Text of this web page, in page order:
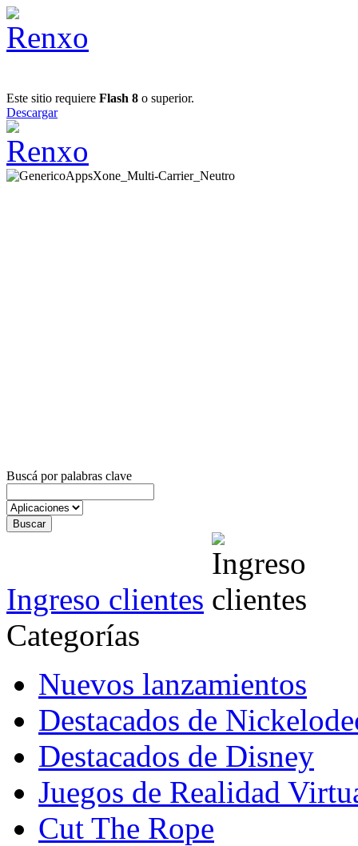
Este sitio requiere Flash 8 o superior.
Descargar
Buscá por palabras clave
Ingreso clientes
Categorías
Nuevos lanzamientos
Destacados de
Destacados de Disney
Juegos de Realidad
Cut The Rope